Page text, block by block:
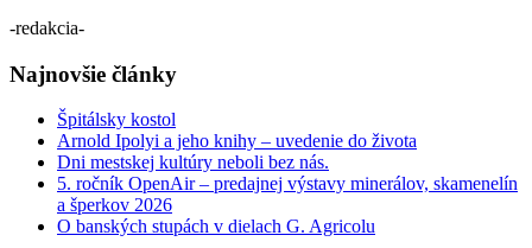
-redakcia-
Najnovšie články
Špitálsky kostol
Arnold Ipolyi a jeho knihy – uvedenie do života
Dni mestskej kultúry neboli bez nás.
5. ročník OpenAir – predajnej výstavy minerálov, skamenelín
a šperkov 2026
O banských stupách v dielach G. Agricolu